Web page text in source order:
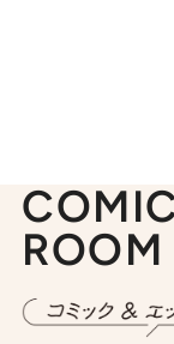
ROOM